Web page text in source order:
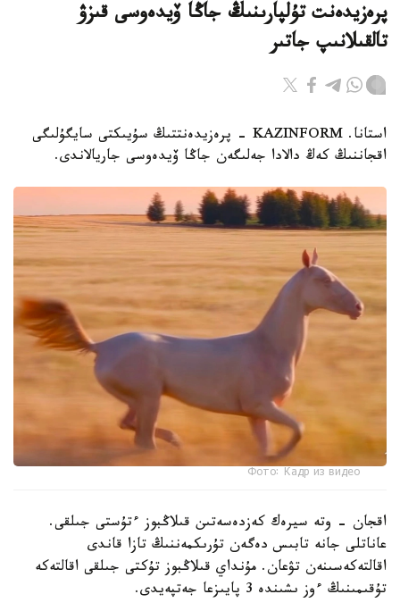
پرەزيدەنت تۇلپارىنىڭ جاڭا ۆيدەوسى قىزۋ
تالقىلانىپ جاتىر
استانا. KAZINFORM - پرەزيدەنتتىڭ سۇيىكتى سايگۇلىگى
اقجاننىڭ كەڭ دالادا جەلىگەن جاڭا ۆيدەوسى جاريالاندى.
Фото: Кадр из видео
اقجان - وتە سيرەك كەزدەسەتىن قىلاڭبوز ءتۇستى جىلقى.
عاناتلى جانە تابىس دەگەن تۇرىكمەننىڭ تازا قاندى
اقالتەكەسىنەن تۋعان. مۇنداي قىلاڭبوز تۇكتى جىلقى اقالتەكە
تۇقىمىنىڭ ءوز ىشىندە 3 پايىزعا جەتپەيدى.